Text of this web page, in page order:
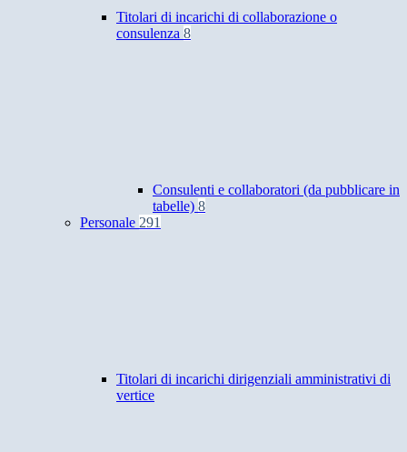
Titolari di incarichi di collaborazione o
consulenza 8
Consulenti e collaboratori (da pubblicare in
tabelle) 8
Personale 291
Titolari di incarichi dirigenziali amministrativi di
vertice